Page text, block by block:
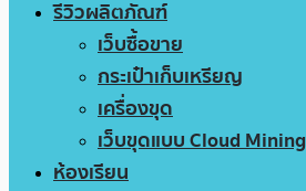
รีวิวผลิตภัณฑ์
เว็บซื้อขาย
กระเป๋าเก็บเหรียญ
เครื่องขุด
เว็บขุดแบบ Cloud Mining
ห้องเรียน